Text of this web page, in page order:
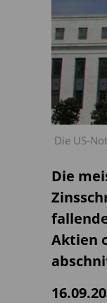
Die US-
Die
Aktien